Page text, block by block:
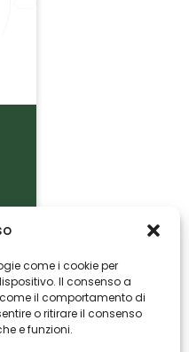
come i cookie per
Il consenso a
il comportamento di
o ritirare il consenso
e funzioni.